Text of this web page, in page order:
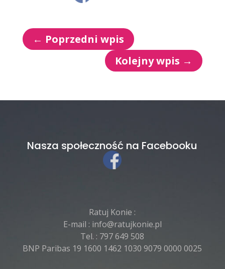
← Poprzedni wpis
Kolejny wpis →
Nasza społeczność na Facebooku
Ratuj Konie :
E-mail : info@ratujkonie.pl
Tel. : 797 649 508
BNP Paribas 19 1600 1462 1030 9079 0000 0025